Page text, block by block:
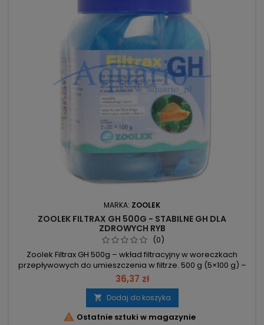
MARKA: ZOOLEK
ZOOLEK FILTRAX GH 500G - STABILNE GH DLA
ZDROWYCH RYB
(0)
Zoolek Filtrax GH 500g – wkład filtracyjny w woreczkach
przepływowych do umieszczenia w filtrze. 500 g (5×100 g) –
komplet paczek gotowych do użycia. Woreczki przepływowe
– złoże w formie woreczków do bezpośredniego montażu w
filtrze. Wielokrotna regeneracja – woreczki można odnawiać
i używać ponownie, niższe koszty eksploatacji. Zgodnie z
opisem...
36,37 zł
 Dodaj do koszyka
 Ostatnie sztuki w magazynie